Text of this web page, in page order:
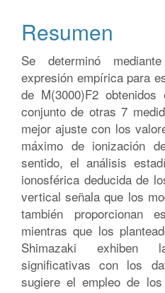
Resumen
Se determinó
expresión empírica para
de M(3000)F2
conjunto de otras 7
mejor ajuste con los
máximo de ionización
sentido, el análisis
ionosférica deducida de
vertical señala que los
también proporcionan
mientras que los
Shimazaki exhiben
significativas con los
sugiere el empleo de